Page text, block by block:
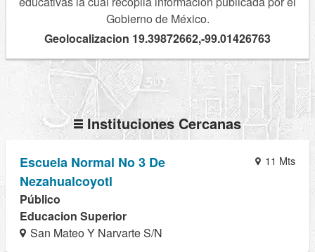
Gobierno de México.
Geolocalizacion 19.39872662,-99.01426763
Instituciones Cercanas
11 Mts
Escuela Normal No 3 De
Nezahualcoyotl
Público
Educacion Superior
San Mateo Y Narvarte S/N